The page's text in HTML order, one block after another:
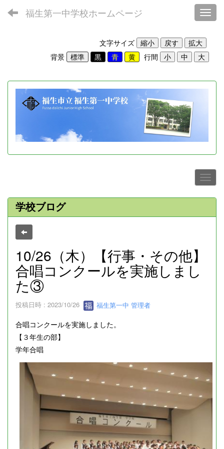
福生第一中学校ホームページ
文字サイズ
背景
行間
学校ブログ
10/26（木）【行事・その他】
合唱コンクールを実施しまし
た③
投稿日時 : 2023/10/26 福生第一中 管理者
合唱コンクールを実施しました。
【３年生の部】
学年合唱